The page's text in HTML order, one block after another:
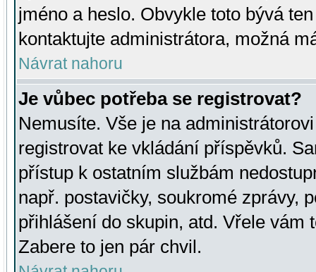
jméno a heslo. Obvykle toto bývá
kontaktujte administrátora, možná
Návrat nahoru
Je vůbec potřeba se registrovat?
Nemusíte. Vše je na
registrovat ke vkládání příspěvků.
přístup k ostatním službám
např. postavičky, soukromé zprávy,
přihlášení do skupin, atd. Vřele vám
Zabere to jen pár chvil.